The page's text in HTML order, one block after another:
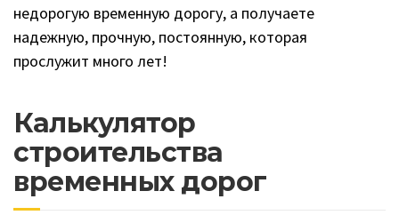
недорогую временную дорогу, а получаете
надежную, прочную, постоянную, которая
прослужит много лет!
Калькулятор
строительства
временных дорог